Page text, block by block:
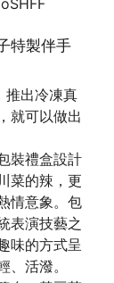
特製伴手
推出冷凍真
就可以做出
裝禮盒設計
菜的辣，更
情意象。包
表演技藝之
味的方式呈
活潑。